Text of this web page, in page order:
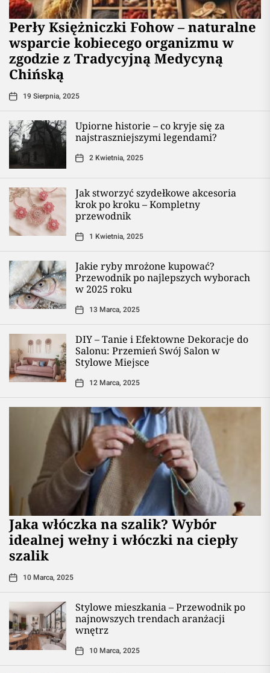
Perły Księżniczki Fohow – naturalne
wsparcie kobiecego organizmu w
zgodzie z Tradycyjną Medycyną
Chińską
19 Sierpnia, 2025
Upiorne historie – co kryje się za
najstraszniejszymi legendami?
2 Kwietnia, 2025
Jak stworzyć szydełkowe akcesoria
krok po kroku – Kompletny
przewodnik
1 Kwietnia, 2025
Jakie ryby mrożone kupować?
Przewodnik po najlepszych wyborach
w 2025 roku
13 Marca, 2025
DIY – Tanie i Efektowne Dekoracje do
Salonu: Przemień Swój Salon w
Stylowe Miejsce
12 Marca, 2025
Jaka włóczka na szalik? Wybór
idealnej wełny i włóczki na ciepły
szalik
10 Marca, 2025
Stylowe mieszkania – Przewodnik po
najnowszych trendach aranżacji
wnętrz
10 Marca, 2025